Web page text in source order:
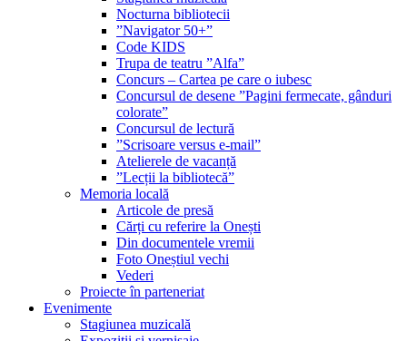
Nocturna bibliotecii
”Navigator 50+”
Code KIDS
Trupa de teatru ”Alfa”
Concurs – Cartea pe care o iubesc
Concursul de desene ”Pagini fermecate, gânduri
colorate”
Concursul de lectură
”Scrisoare versus e-mail”
Atelierele de vacanță
”Lecții la bibliotecă”
Memoria locală
Articole de presă
Cărți cu referire la Onești
Din documentele vremii
Foto Oneștiul vechi
Vederi
Proiecte în parteneriat
Evenimente
Stagiunea muzicală